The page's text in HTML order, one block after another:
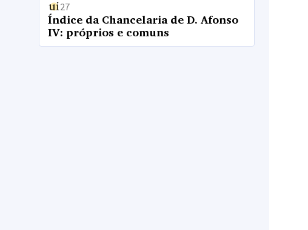
27
Índice da Chancelaria de D. Afonso
IV: próprios e comuns